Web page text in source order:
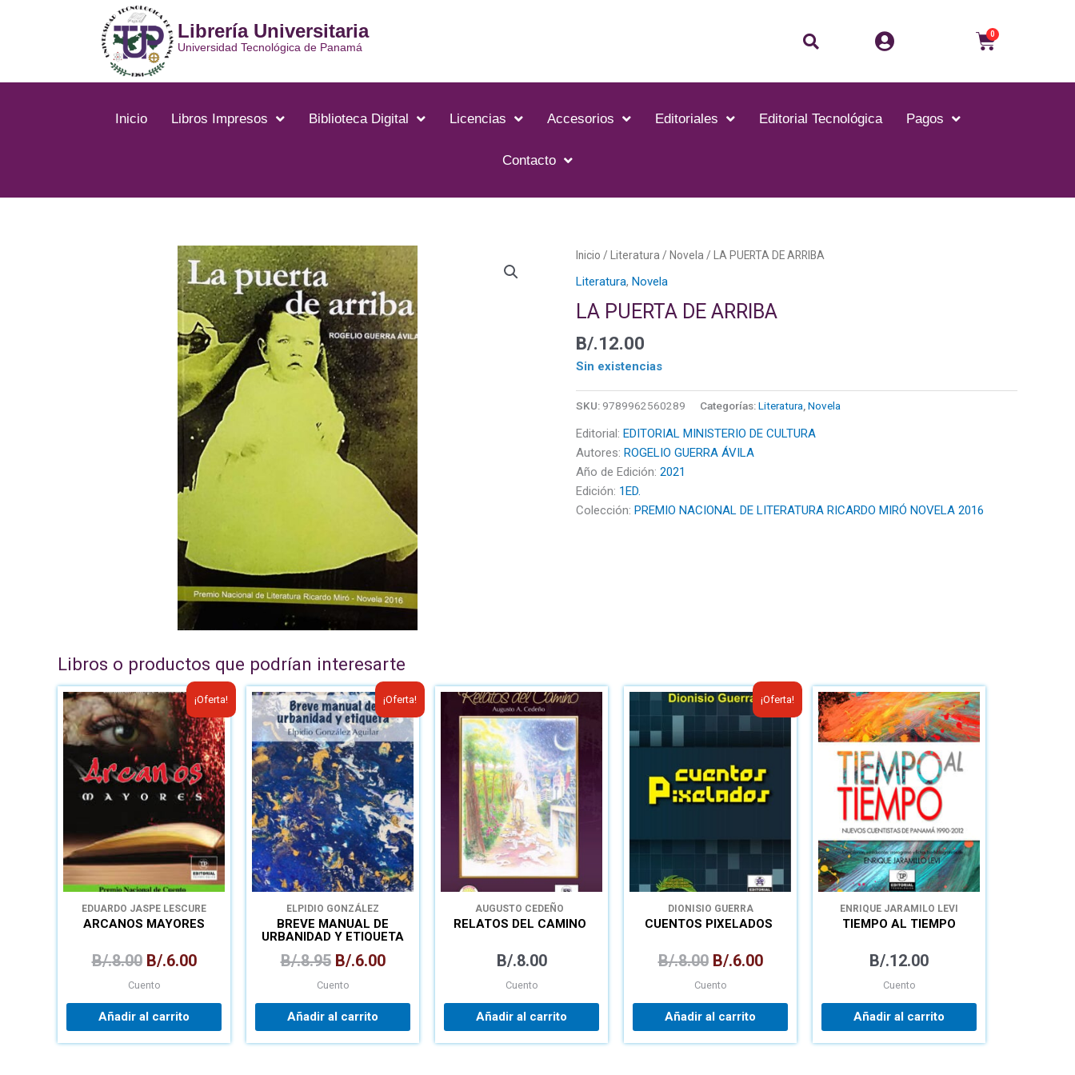
Librería Universitaria
Universidad Tecnológica de Panamá Buscar 0Carrito
Inicio Libros Impresos Biblioteca Digital Licencias Accesorios Editoriales Editorial Tecnológica Pagos
Contacto
Inicio / Literatura / Novela / LA PUERTA DE ARRIBA
Literatura, Novela
LA PUERTA DE ARRIBA
B/.12.00
Sin existencias
SKU: 9789962560289 Categorías:Literatura,Novela
Editorial: EDITORIAL MINISTERIO DE CULTURA
Autores: ROGELIO GUERRA ÁVILA
Año de Edición: 2021
Edición: 1ED.
Colección: PREMIO NACIONAL DE LITERATURA RICARDO MIRÓ NOVELA 2016
Libros o productos que podrían interesarte
¡Oferta!
EDUARDO JASPE LESCURE
ARCANOS MAYORES
B/.8.00
El
precio
original
era:
B/.8.00.
B/.6.00
El
precio
actual
es:
B/.6.00.
Cuento
Añadir al carrito
¡Oferta!
ELPIDIO GONZÁLEZ
BREVE MANUAL DE
URBANIDAD Y ETIQUETA
B/.8.95
El
precio
original
era:
B/.8.95.
B/.6.00
El
precio
actual
es:
B/.6.00.
Cuento
Añadir al carrito
AUGUSTO CEDEÑO
RELATOS DEL CAMINO
B/.8.00
Cuento
Añadir al carrito
¡Oferta!
DIONISIO GUERRA
CUENTOS PIXELADOS
B/.8.00
El
precio
original
B/.8.00.
B/.6.00
El
precio
actual
B/.6.00.
Cuento
Añadir al carrito
ENRIQUE JARAMILO LEVI
TIEMPO AL TIEMPO
B/.12.00
Cuento
Añadir al carrito